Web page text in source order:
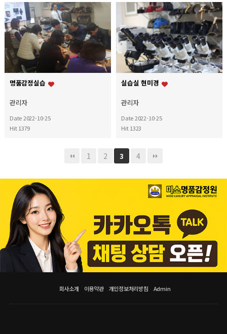
명품감정실습
관리자
Date 2022-10-25
Hit 1379
실습실 현미경
관리자
Date 2022-10-25
Hit 1323
1 2 3 4
회사소개 이용약관 개인정보처리방침 Admin